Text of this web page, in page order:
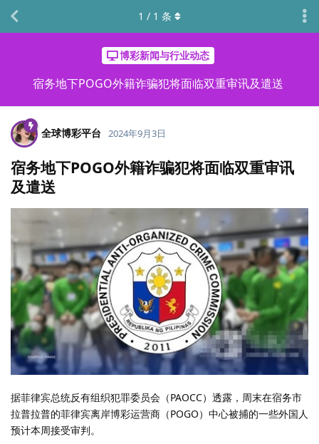
博彩新闻与行业动态
宿务地下POGO外籍诈骗犯将面临双重审讯及遣送
1 / 1 条
全球博彩平台 2024年9月3日
宿务地下POGO外籍诈骗犯将面临双重审讯
及遣送
据菲律宾总统反有组织犯罪委员会（PAOCC）透露，周末在宿务市
拉普拉普的菲律宾离岸博彩运营商（POGO）中心被捕的一些外国人
预计本周接受审判。